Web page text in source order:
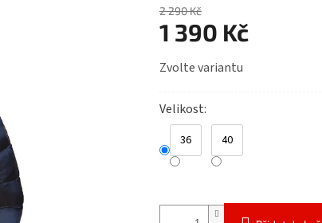
2 290 Kč
1 390 Kč
cena:
Zvolte variantu
Velikost
36 40